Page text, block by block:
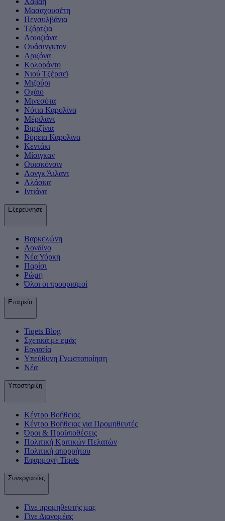
Μασαχουσέτη
Πενσυλβάνια
Tζόρτζια
Λουιζιάνα
Ουάσινγκτον
Αριζόνα
Κολοράντο
Νιού Τζέρσεϊ
Μιζούρι
Οχάιο
Μινεσότα
Νότια Καρολίνα
Μέριλαντ
Βιρτζίνια
Βόρεια Καρολίνα
Κεντάκι
Μίσιγκαν
Ουισκόνσιν
Λονγκ Άιλαντ
Αλάσκα
Ιντιάνα
Εξερεύνησε
Βαρκελώνη
Λονδίνο
Νέα Υόρκη
Παρίσι
Ρώμη
Όλοι οι προορισμοί
Εταιρεία
Tiqets Βlog
Σχετικά με εμάς
Εργασία
Υπεύθυνη Γνωστοποίηση
Νέα
Υποστήριξη
Κέντρο Βοήθειας
Κέντρο Βοήθειας για Προμηθευτές
Όροι & Προϋποθέσεις
Πολιτική Κριτικών Πελατών
Πολιτική απορρήτου
Εφαρμογή Tiqets
Συνεργασίες
Γίνε προμηθευτής μας
Γίνε Διανομέας